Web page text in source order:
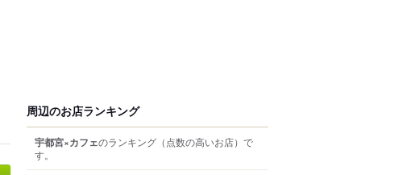
周辺のお店ランキング
宇都宮×カフェのランキング （点数の高いお店） で
す。